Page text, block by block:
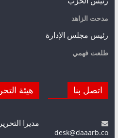
مدحت الزاهد
رئيس مجلس الإدارة
طلعت فهمي
اتصل بنا
desk@daaarb.co
هيئة
مديرا التحرير